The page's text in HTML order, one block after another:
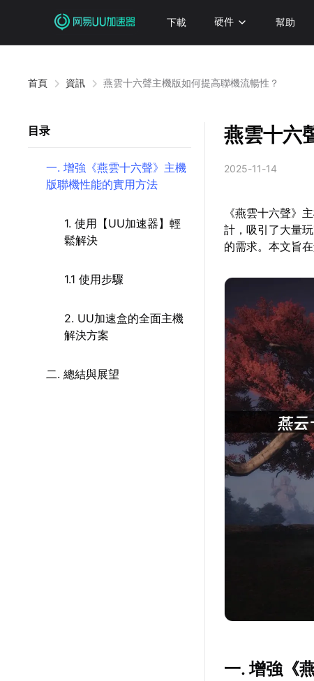
下載 硬件 幫助
首頁 資訊 燕雲十六聲主機版如何提高聯機流暢性？
目录
一. 增強《燕雲十六聲》主機
版聯機性能的實用方法
1. 使用【UU加速器】輕
鬆解決
1.1 使用步驟
2. UU加速盒的全面主機
解決方案
二. 總結與展望
燕雲十六
2025-11-14
《燕雲十六聲》
計，吸引了大量
的需求。本文旨
一. 增強《